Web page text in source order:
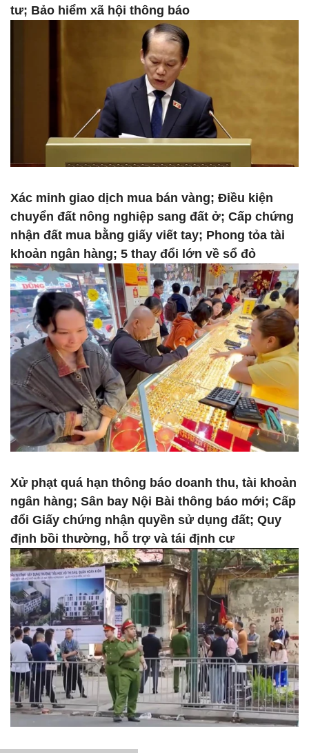
tư; Bảo hiểm xã hội thông báo
Xác minh giao dịch mua bán vàng; Điều kiện
chuyển đất nông nghiệp sang đất ở; Cấp chứng
nhận đất mua bằng giấy viết tay; Phong tỏa tài
khoản ngân hàng; 5 thay đổi lớn về sổ đỏ
Xử phạt quá hạn thông báo doanh thu, tài khoản
ngân hàng; Sân bay Nội Bài thông báo mới; Cấp
đổi Giấy chứng nhận quyền sử dụng đất; Quy
định bồi thường, hỗ trợ và tái định cư